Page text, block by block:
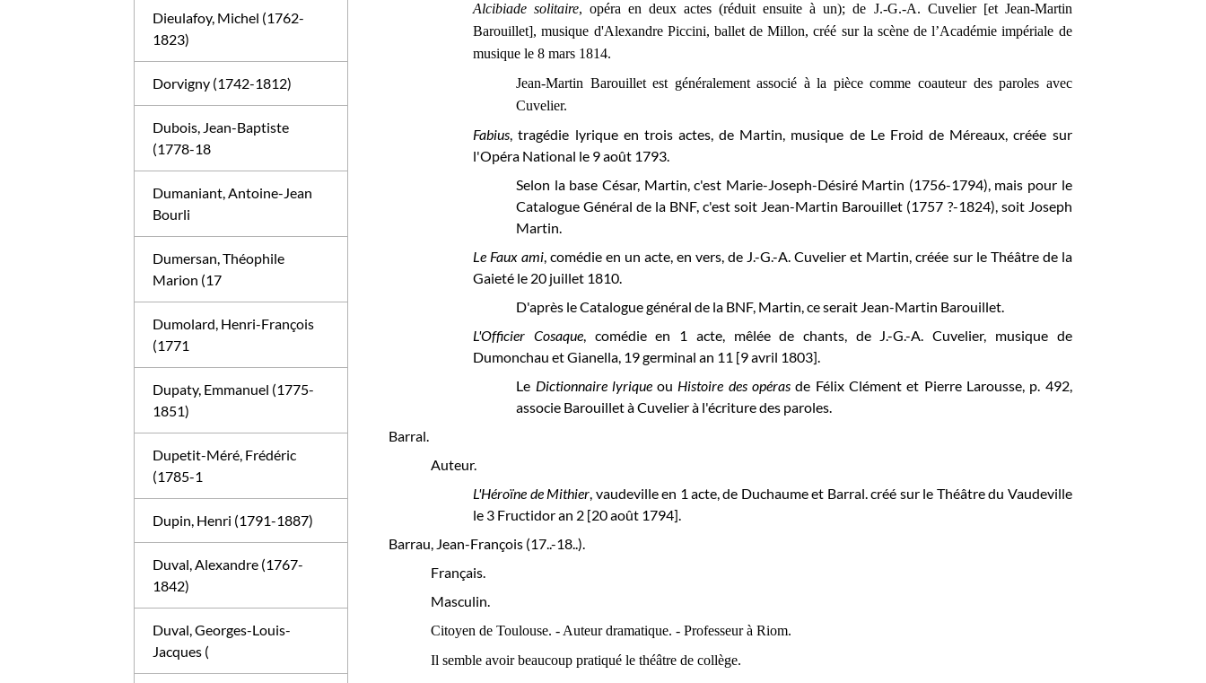
Alcibiade solitaire, opéra en deux actes (réduit ensuite à un); de J.-G.-A. Cuvelier [et Jean-Martin
Barouillet], musique d'Alexandre Piccini, ballet de Millon, créé sur la scène de l’Académie impériale de
musique le 8 mars 1814.
Jean-Martin Barouillet est généralement associé à la pièce comme coauteur des paroles avec
Cuvelier.
Fabius, tragédie lyrique en trois actes, de Martin, musique de Le Froid de Méreaux, créée sur
l'Opéra National le 9 août 1793.
Selon la base César, Martin, c'est Marie-Joseph-Désiré Martin (1756-1794), mais pour le
Catalogue Général de la BNF, c'est soit Jean-Martin Barouillet (1757 ?-1824), soit Joseph
Martin.
Le Faux ami, comédie en un acte, en vers, de J.-G.-A. Cuvelier et Martin, créée sur le Théâtre de la
Gaieté le 20 juillet 1810.
D'après le Catalogue général de la BNF, Martin, ce serait Jean-Martin Barouillet.
L'Officier Cosaque, comédie en 1 acte, mêlée de chants, de J.-G.-A. Cuvelier, musique de
Dumonchau et Gianella, 19 germinal an 11 [9 avril 1803].
Le Dictionnaire lyriqueou Histoire des opéras de Félix Clément et Pierre Larousse, p. 492,
associe Barouillet à Cuvelier à l'écriture des paroles.
Barral.
Auteur.
L'Héroïne de Mithier, vaudeville en 1 acte, de Duchaume et Barral. créé sur le Théâtre du Vaudeville
le 3 Fructidor an 2 [20 août 1794].
Barrau, Jean-François (17..-18..).
Français.
Masculin.
Citoyen de Toulouse. - Auteur dramatique. - Professeur à Riom.
Il semble avoir beaucoup pratiqué le théâtre de collège.
Dieulafoy, Michel (1762-
1823)
Dorvigny (1742-1812)
Dubois, Jean-Baptiste
(1778-18
Dumaniant, Antoine-Jean
Bourli
Dumersan, Théophile
Marion (17
Dumolard, Henri-François
(1771
Dupaty, Emmanuel (1775-
1851)
Dupetit-Méré, Frédéric
(1785-1
Dupin, Henri (1791-1887)
Duval, Alexandre (1767-
1842)
Duval, Georges-Louis-
Jacques (